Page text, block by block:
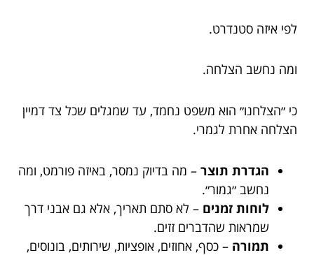
לפי איזה סטנדרט.
ומה נחשב הצלחה.
כי ״הצלחנו״ הוא משפט נחמד, עד שמגלים שכל צד דמיין
הצלחה אחרת לגמרי.
הגדרת תוצר – מה בדיוק נמסר, באיזה פורמט, ומה
נחשב ״גמור״.
לוחות זמנים – לא סתם תאריך, אלא גם אבני דרך
שמראות שהדברים זזים.
תמורה – כסף, אחוזים, אופציות, שירותים, בונוסים,